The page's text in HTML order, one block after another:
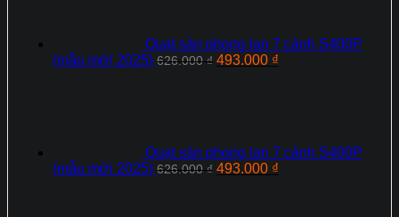
Quạt sàn phong lan 7 cánh S400P
(mẫu mới 2025) 626.000₫ Giá
493.000 ₫
Quạt sàn phong lan 7 cánh S400P
(mẫu mới 2025) 626.000₫ Giá
493.000 ₫